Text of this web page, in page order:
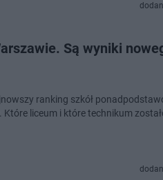
Są wyniki
ranking szkół
liceum i które technikum